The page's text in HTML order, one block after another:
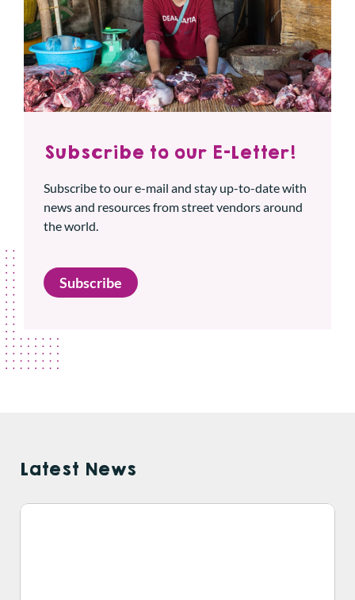
Subscribe to our E-Letter!
Subscribe to our e-mail and stay up-to-date with
news and resources from street vendors around
the world.
Subscribe
Latest News